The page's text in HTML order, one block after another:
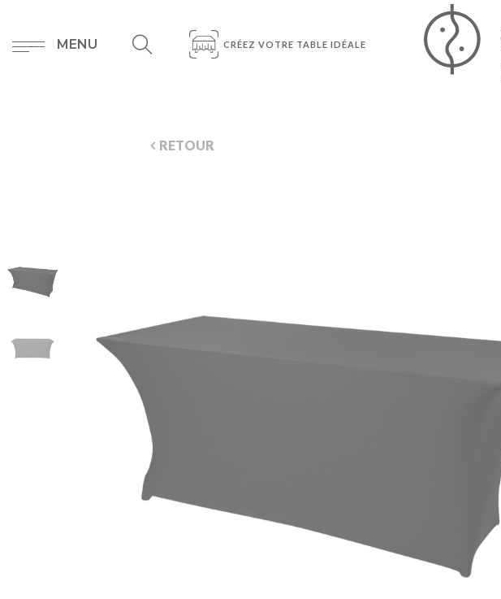
MENU CRÉEZ VOTRE TABLE IDÉALE
RETOUR